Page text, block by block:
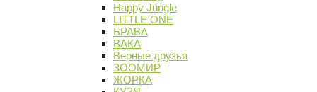
Happy Jungle
LITTLE ONE
БРАВА
ВАКА
Верные друзья
ЗООМИР
ЖОРКА